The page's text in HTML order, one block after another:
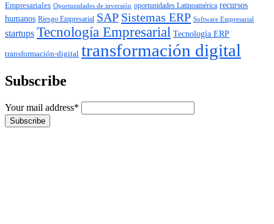
Empresariales Oportunidades de inversión oportunidades Latinoamérica recursos
humanos Riesgo Empresarial SAP Sistemas ERP Software Empresarial
startups Tecnología Empresarial Tecnología ERP
transformación-digital transformación digital
Subscribe
Your mail address*